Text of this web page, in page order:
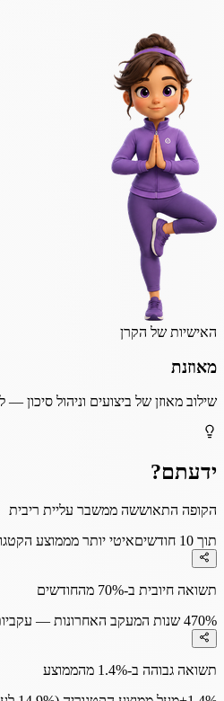
האישיות של הקרן
מאוזנת
שילוב מאוזן של ביצועים וניהול סיכון —
ידעתם?
הקופה התאוששה ממשבר עליית ריבית
תוך 10 חודשים
איטי יותר מממוצע הקטגוריה (8.8
תשואה חיובית ב-70% מהחודשים
70%4 שנות המעקב האחרונות — עקביות סבירה
תשואה גבוהה ב-1.4% מהממוצע